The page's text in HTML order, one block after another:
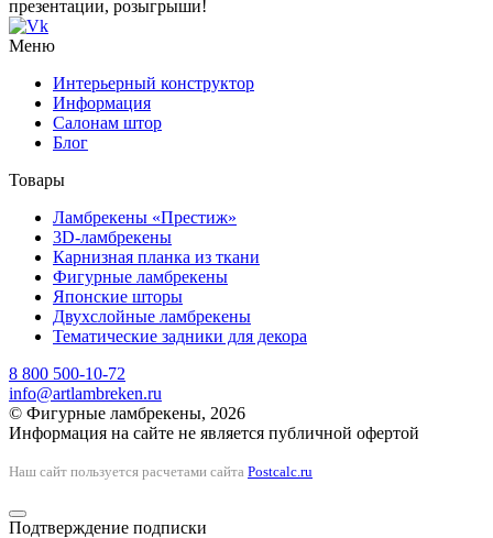
презентации, розыгрыши!
Меню
Интерьерный конструктор
Информация
Салонам штор
Блог
Товары
Ламбрекены «Престиж»
3D-ламбрекены
Карнизная планка из ткани
Фигурные ламбрекены
Японские шторы
Двухслойные ламбрекены
Тематические задники для декора
8 800 500-10-72
info@artlambreken.ru
© Фигурные ламбрекены, 2026
Информация на сайте не является публичной офертой
Наш сайт пользуется расчетами сайта Postcalc.ru
Подтверждение подписки